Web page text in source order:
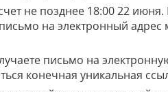
не позднее 18:00 22
на электронный
письмо на
конечная уникальная